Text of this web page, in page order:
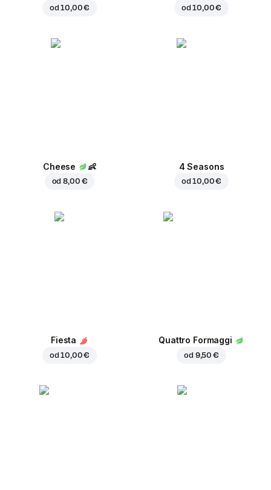
od10,00 € od10,00 €
Cheese 👶
od8,00 €
4 Seasons
od10,00 €
Fiesta
od10,00 €
Quattro Formaggi
od 9,50 €